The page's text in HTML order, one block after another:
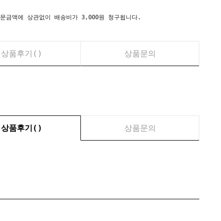
에 상관없이 배송비가 3,000원 청구됩니다.
상품후기( ) 상품문의
상품후기( ) 상품문의